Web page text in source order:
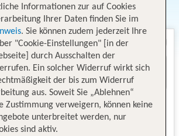
Informationen zur auf Cookies
Ihrer Daten finden Sie im
. Sie können zudem jederzeit Ihre
"Cookie-Einstellungen" [in der
durch Ausschalten der
Ein solcher Widerruf wirkt sich
der bis zum Widerruf
aus. Soweit Sie „Ablehnen“
Zustimmung verweigern, können keine
unterbreitet werden, nur
sind aktiv.